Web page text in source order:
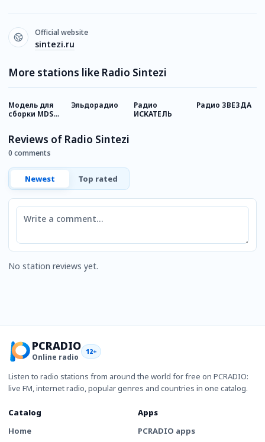
Official website
sintezi.ru
More stations like Radio Sintezi
Модель для
сборки MDS
Эльдорадио
Радио
ИСКАТЕЛЬ
Радио ЗВЕЗДА
Reviews of Radio Sintezi
0 comments
Newest Top rated
Comment
No station reviews yet.
PCRADIO
Online radio
12+
Listen to radio stations from around the world for free on PCRADIO:
live FM, internet radio, popular genres and countries in one catalog.
Catalog
Home
Apps
PCRADIO apps